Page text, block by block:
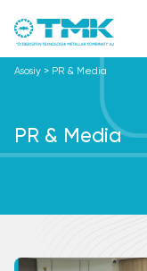
Asosiy > PR & Media
PR & Media